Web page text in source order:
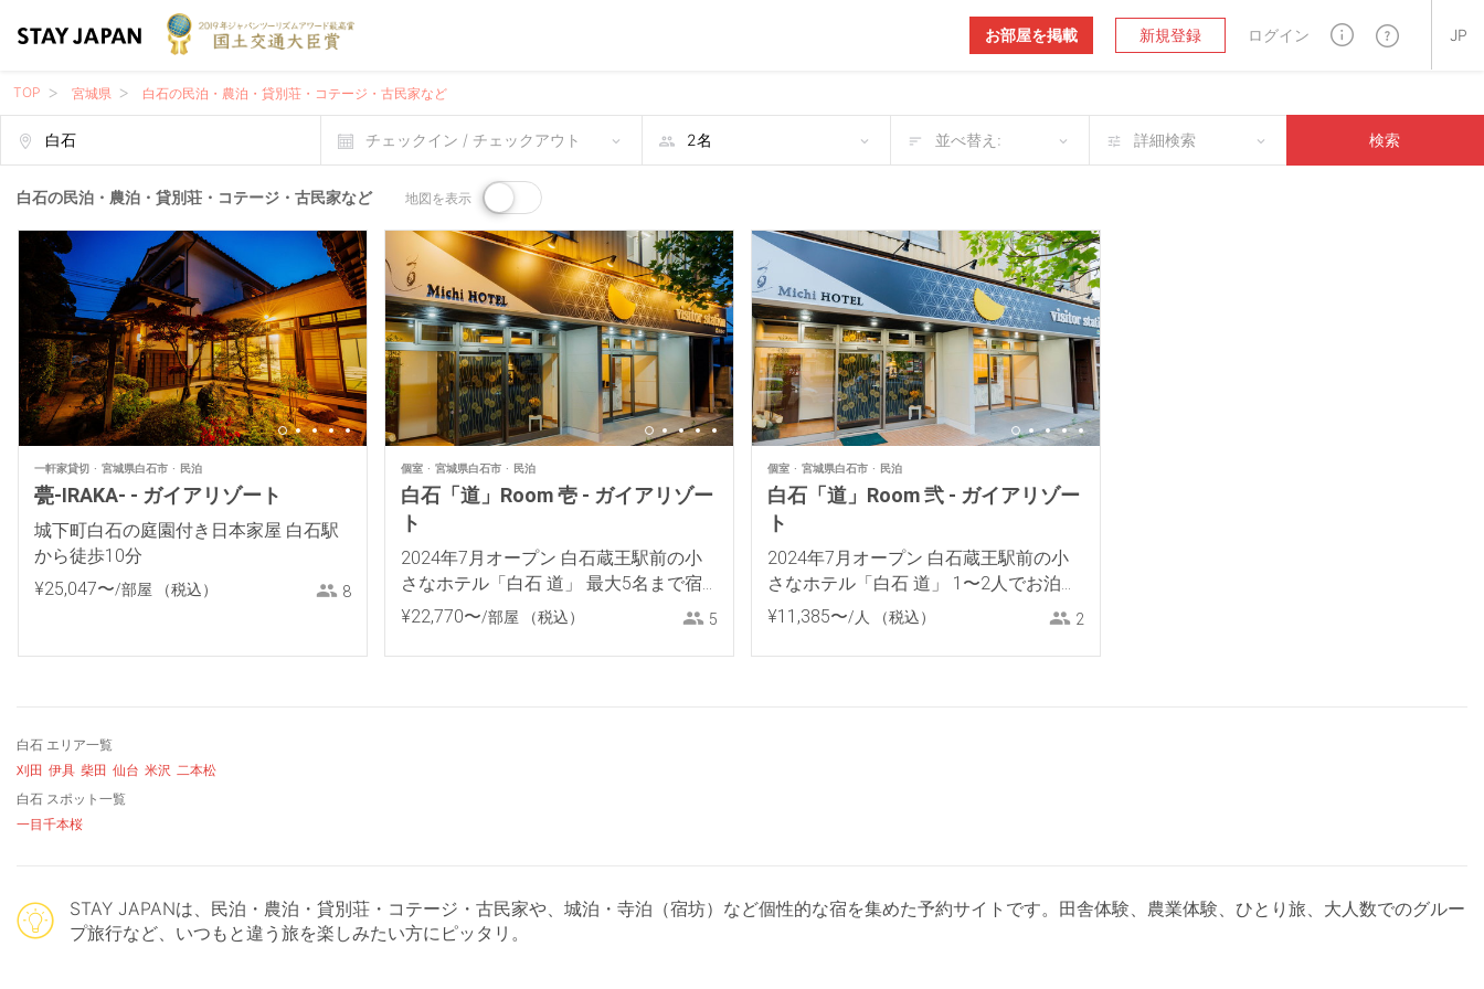
お部屋を掲載 新規登録 ログイン JP
TOP 宮城県 白石の民泊・農泊・貸別荘・コテージ・古民家など
チェックイン / チェックアウト 並べ替え: 詳細検索 検索
白石の民泊・農泊・貸別荘・コテージ・古民家など 地図を表示
一軒家貸切 宮城県白石市 民泊
甍-IRAKA- - ガイアリゾート
城下町白石の庭園付き日本家屋 白石駅
から徒歩10分
¥25,047〜/部屋 （税込） 8
個室 宮城県白石市 民泊
白石「道」Room 壱 - ガイアリゾー
ト
2024年7月オープン 白石蔵王駅前の小
さなホテル「白石 道」 最大5名まで宿
泊可能なRoom 壱
¥22,770〜/部屋 （税込） 5
個室 宮城県白石市 民泊
白石「道」Room 弐 - ガイアリゾー
ト
2024年7月オープン 白石蔵王駅前の小
さなホテル「白石 道」 1〜2人でお泊ま
りいただけるRoom 弐
¥11 ,385〜/人 （税込） 2
白石 エリア一覧
刈田 伊具 柴田 仙台 米沢 二本松
白石 スポット一覧
一目千本桜
STAY JAPANは、民泊・農泊・貸別荘・コテージ・古民家や、城泊・寺泊（宿坊）など個性的な宿を集めた予約サイトです。田舎体験、農業体験、ひとり旅、大人数でのグルー
プ旅行など、いつもと違う旅を楽しみたい方にピッタリ。